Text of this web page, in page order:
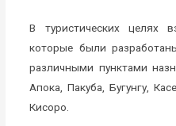
В туристических целях
которые были
различными пунктами
Апока, Пакуба, Бугунгу,
Кисоро.